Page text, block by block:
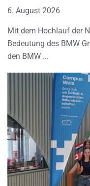
6. August 2026
Mit dem Hochlauf der
Bedeutung des BMW
den BMW